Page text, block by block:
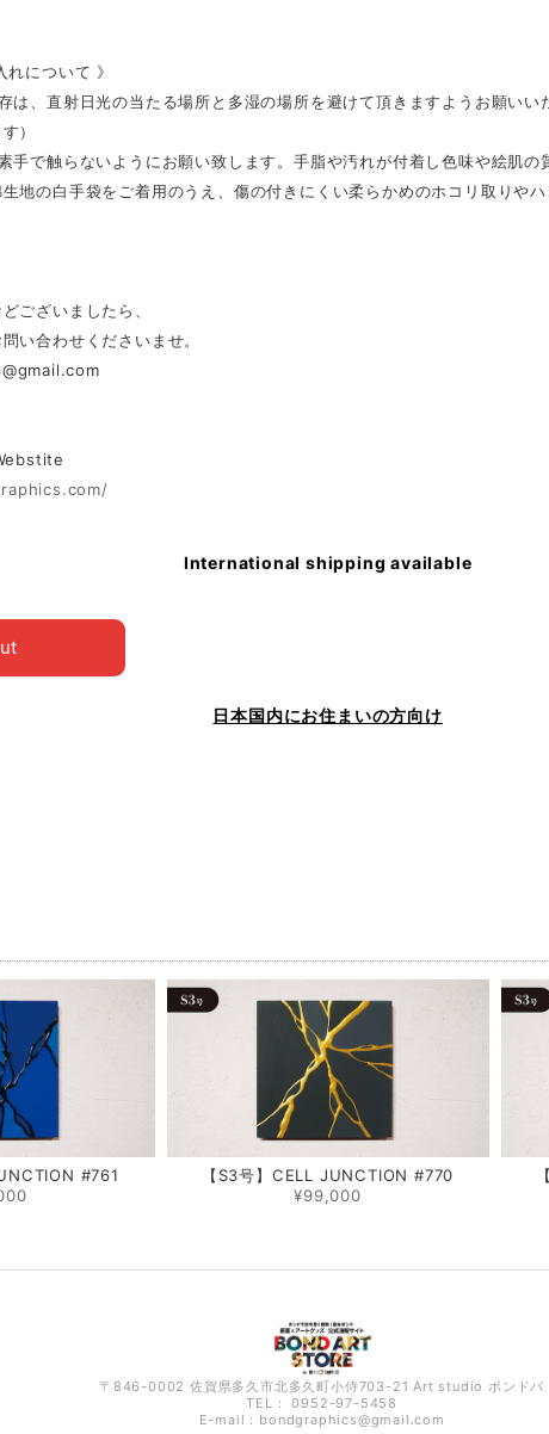
れについて 》
は、直射日光の当たる場所と多湿の場所を避けて頂きますようお願いい
）
手で触らないようにお願い致します。手脂や汚れが付着し色味や絵肌の
地の白手袋をご着用のうえ、傷の付きにくい柔らかめのホコリ取りや
ございましたら、
い合わせくださいませ。
International shipping available
日本国内にお住まいの方向け
#761
【S3号】CELL JUNCTION #770
¥99,000
〒846-0002 佐賀県多久市北多久町小侍703-21 Art studio ボンドバ
TEL： 0952-97-5458
E-mail： bondgraphics@gmail.com